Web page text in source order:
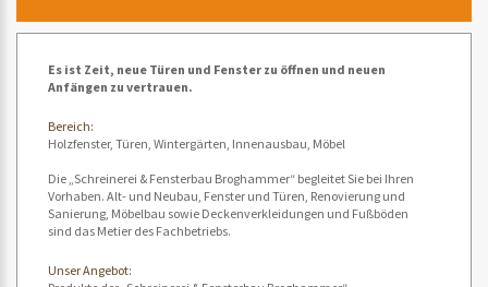
Es ist Zeit, neue Türen und Fenster zu öffnen und neuen
Anfängen zu vertrauen.
Bereich:
Holzfenster, Türen, Wintergärten, Innenausbau, Möbel
Die „Schreinerei & Fensterbau Broghammer“ begleitet Sie bei Ihren
Vorhaben. Alt- und Neubau, Fenster und Türen, Renovierung und
Sanierung, Möbelbau sowie Deckenverkleidungen und Fußböden
sind das Metier des Fachbetriebs.
Unser Angebot: